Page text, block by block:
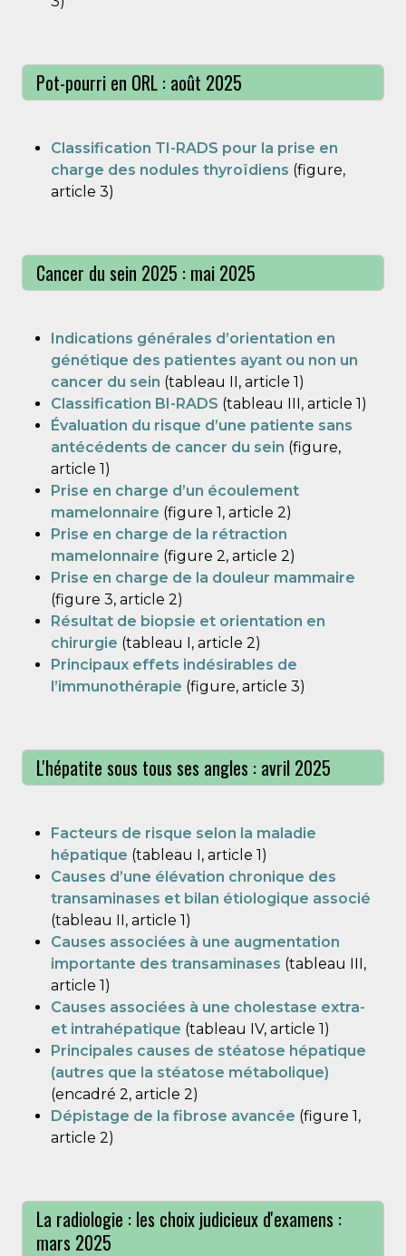
Pot-pourri en ORL : août 2025
Classification TI-RADS pour la prise en
charge des nodules thyroïdiens (figure,
article 3)
Cancer du sein 2025 : mai 2025
Indications générales d’orientation en
génétique des patientes ayant ou non un
cancer du sein (tableau II, article 1)
Classification BI-RADS (tableau III, article 1)
Évaluation du risque d’une patiente sans
antécédents de cancer du sein (figure,
article 1)
Prise en charge d’un écoulement
mamelonnaire (figure 1, article 2)
Prise en charge de la rétraction
mamelonnaire (figure 2, article 2)
Prise en charge de la douleur mammaire
(figure 3, article 2)
Résultat de biopsie et orientation en
chirurgie (tableau I, article 2)
Principaux effets indésirables de
l’immunothérapie (figure, article 3)
L'hépatite sous tous ses angles : avril 2025
Facteurs de risque selon la maladie
hépatique (tableau I, article 1)
Causes d’une élévation chronique des
transaminases et bilan étiologique associé
(tableau II, article 1)
Causes associées à une augmentation
importante des transaminases (tableau III,
article 1)
Causes associées à une cholestase extra-
et intrahépatique (tableau IV, article 1)
Principales causes de stéatose hépatique
(autres que la stéatose métabolique)
(encadré 2, article 2)
Dépistage de la fibrose avancée (figure 1,
article 2)
La radiologie : les choix judicieux d'examens :
mars 2025